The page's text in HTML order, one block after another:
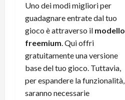
Uno dei modi migliori per
guadagnare entrate dal tuo
gioco è attraverso il modello
freemium. Qui offri
gratuitamente una versione
base del tuo gioco. Tuttavia,
per espandere la funzionalità,
saranno necessarie